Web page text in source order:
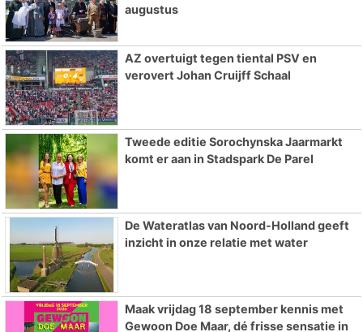
augustus
AZ overtuigt tegen tiental PSV en
verovert Johan Cruijff Schaal
Tweede editie Sorochynska Jaarmarkt
komt er aan in Stadspark De Parel
De Wateratlas van Noord-Holland geeft
inzicht in onze relatie met water
Maak vrijdag 18 september kennis met
Gewoon Doe Maar, dé frisse sensatie in